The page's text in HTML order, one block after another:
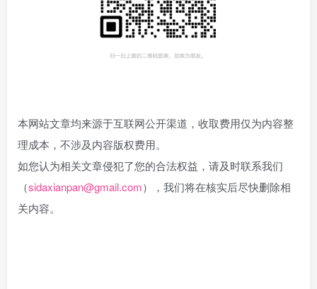
本网站文章均来源于互联网公开渠道，收取费用仅为内容整
理成本，不涉及内容版权费用。
如您认为相关文章侵犯了您的合法权益，请及时联系我们
（sidaxianpan@gmail.com）
，我们将在核实后尽快删除相
关内容。